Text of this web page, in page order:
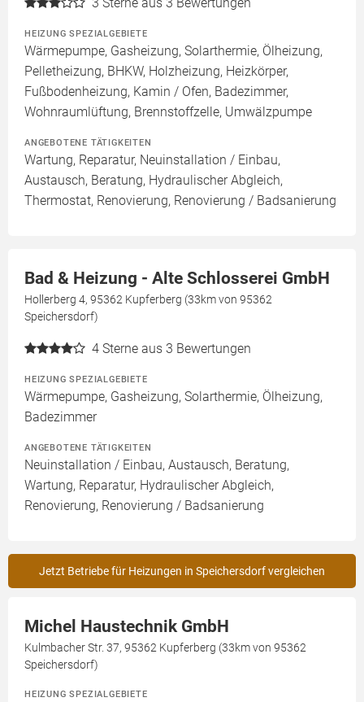
HEIZUNG SPEZIALGEBIETE
Wärmepumpe, Gasheizung, Solarthermie, Ölheizung,
Pelletheizung, BHKW, Holzheizung, Heizkörper,
Fußbodenheizung, Kamin / Ofen, Badezimmer,
Wohnraumlüftung, Brennstoffzelle, Umwälzpumpe
ANGEBOTENE TÄTIGKEITEN
Wartung, Reparatur, Neuinstallation / Einbau,
Austausch, Beratung, Hydraulischer Abgleich,
Thermostat, Renovierung, Renovierung / Badsanierung
Bad & Heizung - Alte Schlosserei GmbH
Hollerberg 4, 95362 Kupferberg (33km von 95362
Speichersdorf)
4 Sterne aus 3 Bewertungen
HEIZUNG SPEZIALGEBIETE
Wärmepumpe, Gasheizung, Solarthermie, Ölheizung,
Badezimmer
ANGEBOTENE TÄTIGKEITEN
Neuinstallation / Einbau, Austausch, Beratung,
Wartung, Reparatur, Hydraulischer Abgleich,
Renovierung, Renovierung / Badsanierung
Jetzt Betriebe für Heizungen in Speichersdorf vergleichen
Michel Haustechnik GmbH
Kulmbacher Str. 37, 95362 Kupferberg (33km von 95362
Speichersdorf)
HEIZUNG SPEZIALGEBIETE